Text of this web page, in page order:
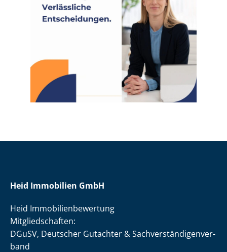
Heid Immobilien GmbH
Heid Im­mo­bi­li­en­be­wer­tung
Mit­glied­schaf­ten:
DGuSV, Deutscher Gutachter & Sach­ver­stän­di­gen­ver­
band